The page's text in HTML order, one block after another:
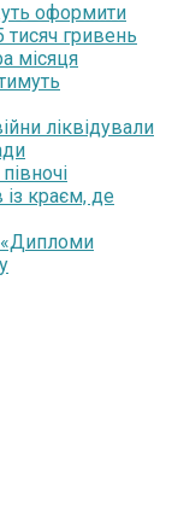
оформити
гривень
місяця
ліквідували
краєм, де
«Дипломи